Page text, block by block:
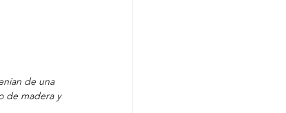
de una
de madera y